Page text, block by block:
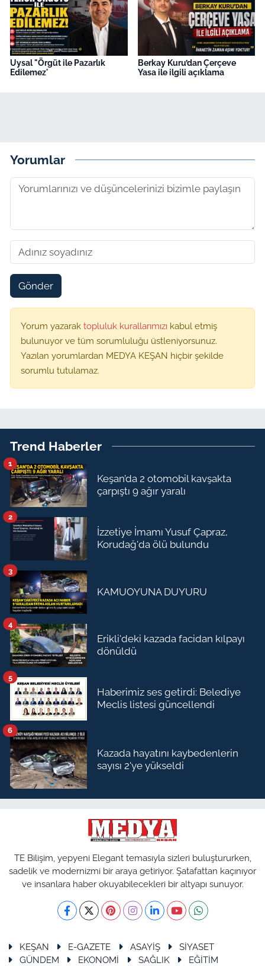
Uysal "Örgüt ile Pazarlık
Edilemez'
Berkay Kuru’dan Çerçeve
Yasa ile ilgili açıklama
Yorumlar
Gönder
Yorum yazarak topluluk kurallarımızı kabul etmiş
bulunuyor ve tüm sorumluluğu üstleniyorsunuz.
Yazılan yorumlardan MEDYA KEŞAN hiçbir şekilde
sorumlu tutulamaz.
Trend Haberler
Keşan’da 2 otomobil kavşakta
çarpıştı 9 ağır yaralı
1
İzzetiye İmamı Yusuf Çapraz,
Korudağ'da ölü bulundu
2
KAMUOYUNA DUYURU
3
Erikli'deki kazada facidan kılpayı
dönüldü
4
Haberimiz ses getirdi: Belediye
Meclis listesi güncellendi
5
Kazada hayatını kaybedenlerin
sayısı 2'ye yükseldi
6
TE Bilişim, yepyeni Elegant temasıyla sizleri buluştururken,
sadelik ve modernizmi bir araya getiriyor. Şatafattan kaçınıyor
ve insanlara haber okuyabilecekleri bir altyapı sunuyor.
KEŞAN E-GAZETE ASAYİŞ
SİYASET
GÜNDEM
EKONOMİ SAĞLIK EĞİTİM